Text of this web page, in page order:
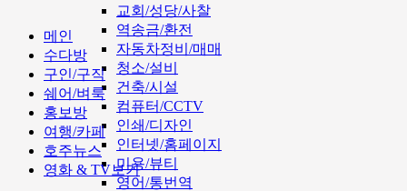
교회/성당/사찰
역송금/환전
자동차정비/매매
청소/설비
건축/시설
컴퓨터/CCTV
인쇄/디자인
인터넷/홈페이지
미용/뷰티
영어/통번역
메인
수다방
구인/구직
쉐어/벼룩
홍보방
여행/카페
호주뉴스
영화 & TV보기